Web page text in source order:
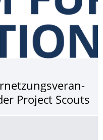
Project Scouts